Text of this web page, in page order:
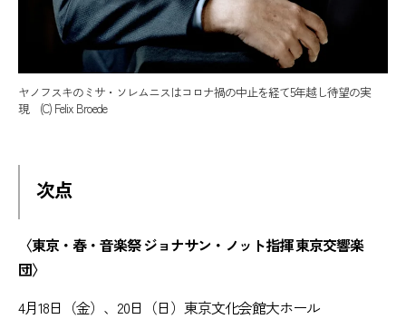
ヤノフスキのミサ・ソレムニスはコロナ禍の中止を経て5年越し待望の実
現 (C) Felix Broede
次点
〈東京・春・音楽祭 ジョナサン・ノット指揮 東京交響楽
団〉
4月18日（金）、20日（日）東京文化会館大ホール